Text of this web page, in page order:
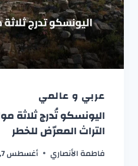
عربي و عالمي
اليونسكو تُدرج ثلاثة
التراث المعرّض للخطر
فاطمة الأنصاري أغسطس 7, 2026